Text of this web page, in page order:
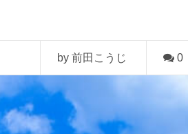
by 前田こうじ 0